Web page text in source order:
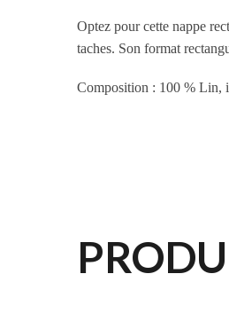
Optez pour cette nappe
taches. Son format
Composition : 100 % Lin,